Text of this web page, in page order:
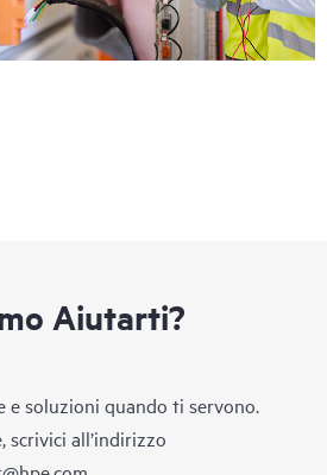
Aiutarti?
e soluzioni quando ti servono.
scrivici all’indirizzo